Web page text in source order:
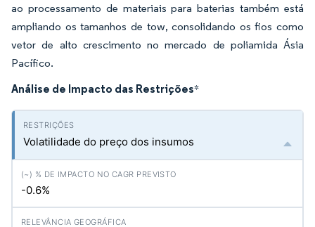
ao processamento de materiais para baterias também está
ampliando os tamanhos de tow, consolidando os fios como
vetor de alto crescimento no mercado de poliamida Ásia
Pacífico.
Análise de Impacto das Restrições*
Volatilidade do preço dos insumos
-0.6%